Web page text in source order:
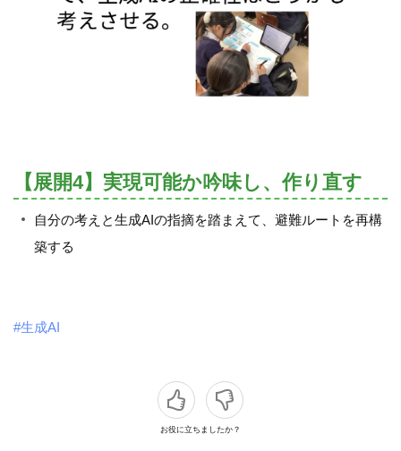
【展開4】実現可能か吟味し、作り直す
自分の考えと生成AIの指摘を踏まえて、避難ルートを再構
築する
#生成AI
お役に立ちましたか？